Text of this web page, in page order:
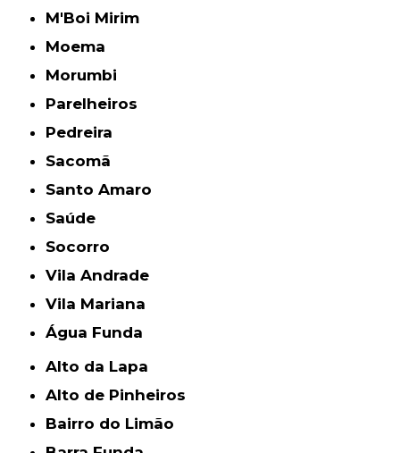
M'Boi Mirim
Moema
Morumbi
Parelheiros
Pedreira
Sacomã
Santo Amaro
Saúde
Socorro
Vila Andrade
Vila Mariana
Água Funda
Alto da Lapa
Alto de Pinheiros
Bairro do Limão